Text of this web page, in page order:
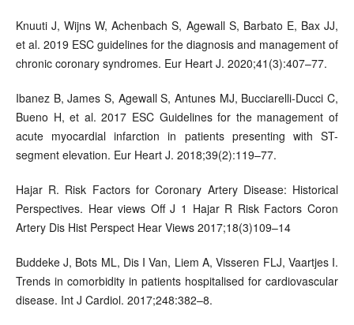
Knuuti J, Wijns W, Achenbach S, Agewall S, Barbato E, Bax JJ,
et al. 2019 ESC guidelines for the diagnosis and management of
chronic coronary syndromes. Eur Heart J. 2020;41(3):407–77.
Ibanez B, James S, Agewall S, Antunes MJ, Bucciarelli-Ducci C,
Bueno H, et al. 2017 ESC Guidelines for the management of
acute myocardial infarction in patients presenting with ST-
segment elevation. Eur Heart J. 2018;39(2):119–77.
Hajar R. Risk Factors for Coronary Artery Disease: Historical
Perspectives. Hear views Off J 1 Hajar R Risk Factors Coron
Artery Dis Hist Perspect Hear Views 2017;18(3)109–14
Buddeke J, Bots ML, Dis I Van, Liem A, Visseren FLJ, Vaartjes I.
Trends in comorbidity in patients hospitalised for cardiovascular
disease. Int J Cardiol. 2017;248:382–8.